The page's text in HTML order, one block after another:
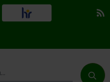
rss_feed